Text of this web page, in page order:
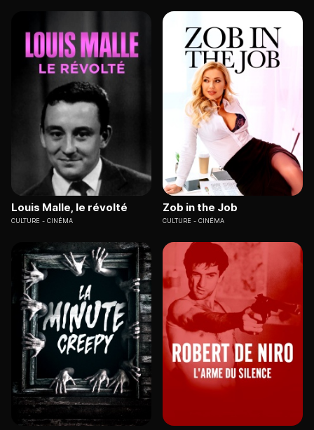
Louis Malle, le révolté
CULTURE CINÉMA
Zob in the Job
CULTURE CINÉMA